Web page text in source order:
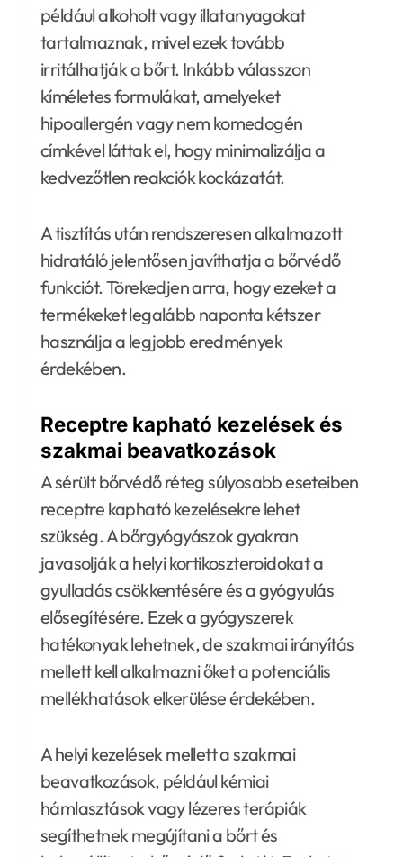
például alkoholt vagy illatanyagokat
tartalmaznak, mivel ezek tovább
irritálhatják a bőrt. Inkább válasszon
kíméletes formulákat, amelyeket
hipoallergén vagy nem komedogén
címkével láttak el, hogy minimalizálja a
kedvezőtlen reakciók kockázatát.
A tisztítás után rendszeresen alkalmazott
hidratáló jelentősen javíthatja a bőrvédő
funkciót. Törekedjen arra, hogy ezeket a
termékeket legalább naponta kétszer
használja a legjobb eredmények
érdekében.
Receptre kapható kezelések és
szakmai beavatkozások
A sérült bőrvédő réteg súlyosabb eseteiben
receptre kapható kezelésekre lehet
szükség. A bőrgyógyászok gyakran
javasolják a helyi kortikoszteroidokat a
gyulladás csökkentésére és a gyógyulás
elősegítésére. Ezek a gyógyszerek
hatékonyak lehetnek, de szakmai irányítás
mellett kell alkalmazni őket a potenciális
mellékhatások elkerülése érdekében.
A helyi kezelések mellett a szakmai
beavatkozások, például kémiai
hámlasztások vagy lézeres terápiák
segíthetnek megújítani a bőrt és